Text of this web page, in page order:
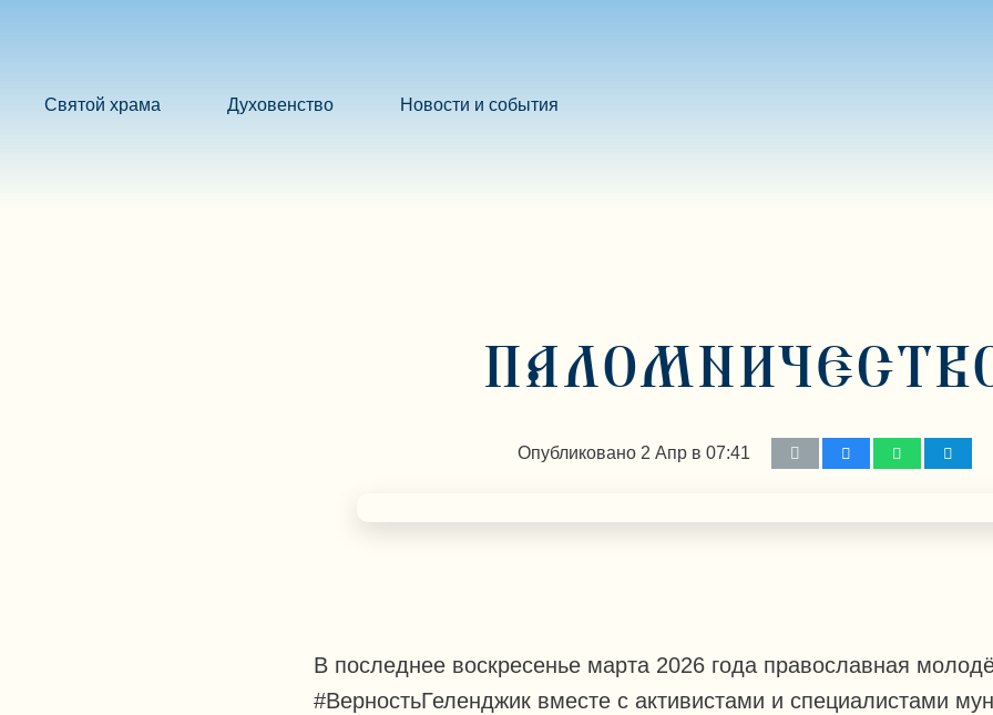
Святой храма Духовенство Новости и события
Опубликовано 2 Апр в 07:41
В последнее воскресенье марта 2026 года православная
#ВерностьГеленджик вместе с активистами и специалистами